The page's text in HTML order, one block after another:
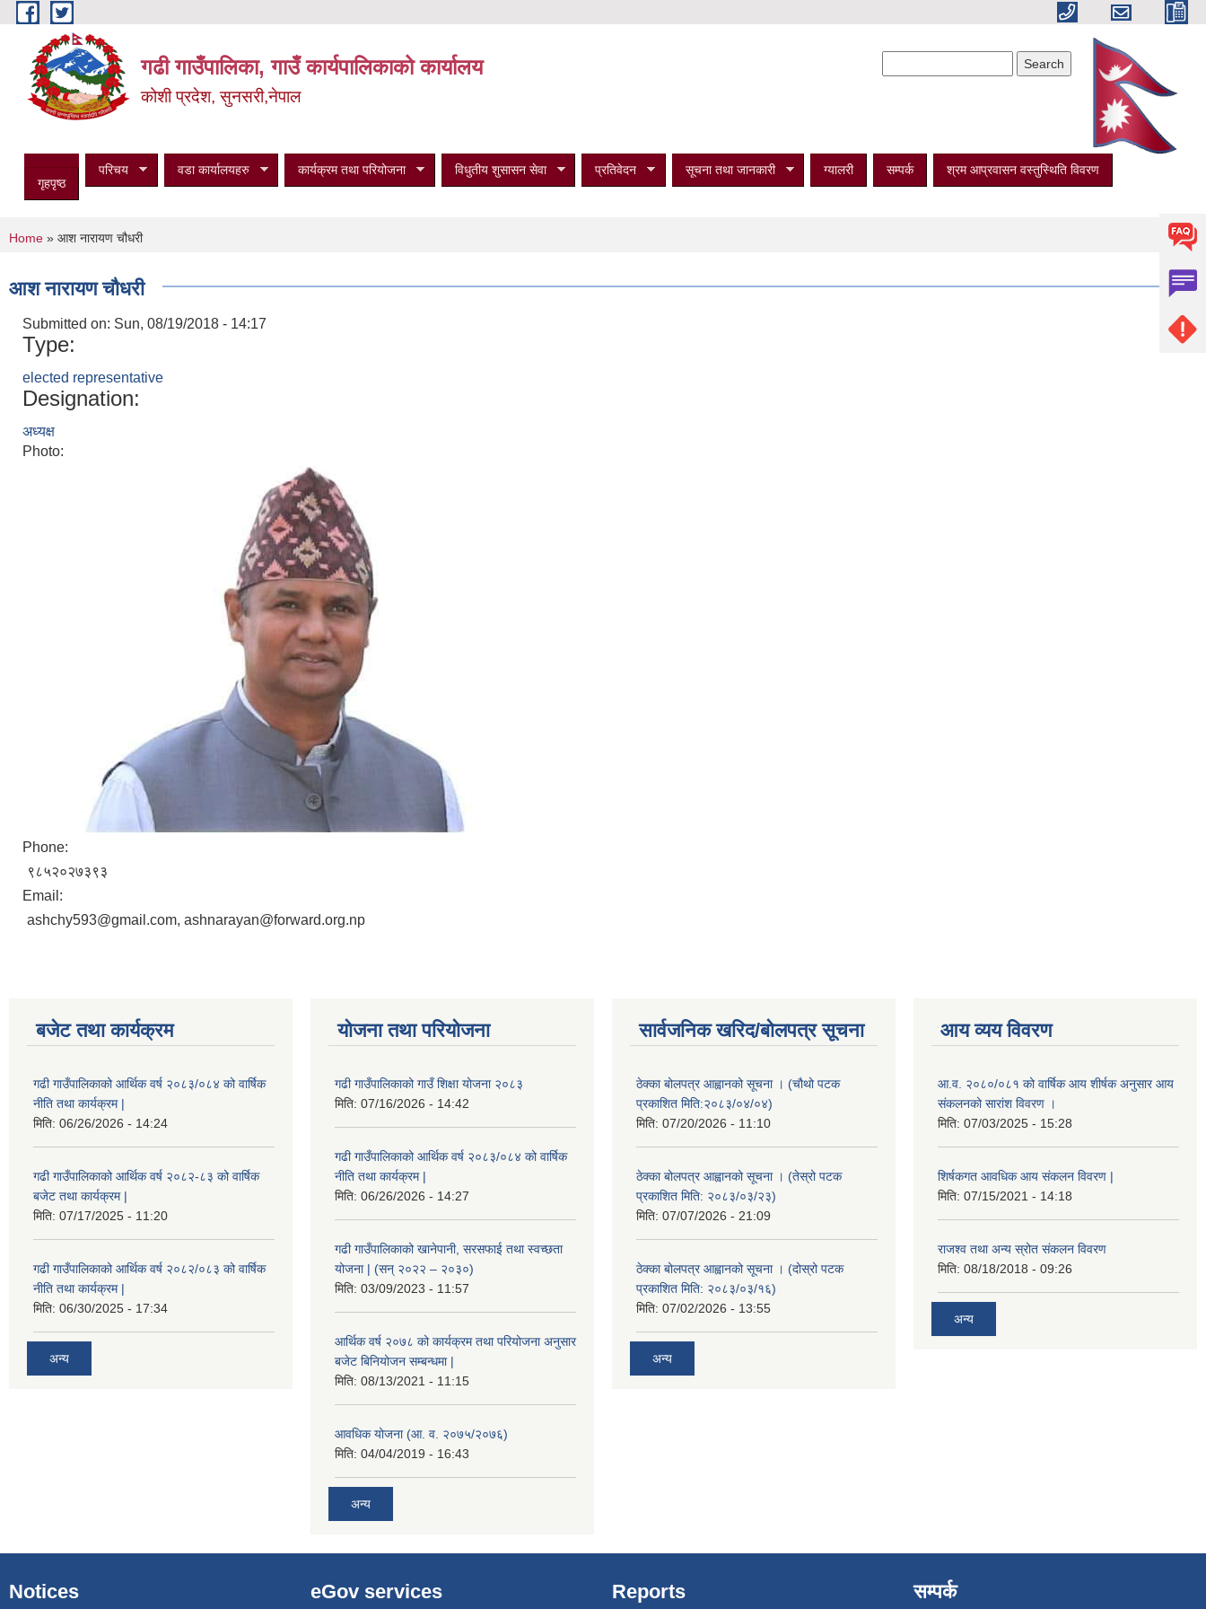
Skip to main content
गढी गाउँपालिका, गाउँ कार्यपालिकाको कार्यालय
कोशी प्रदेश, सुनसरी,नेपाल
गृहपृष्ठ
परिचय वडा कार्यालयहरु कार्यक्रम तथा परियोजना विधुतीय शुसासन सेवा प्रतिवेदन सूचना तथा जानकारी ग्यालरी सम्पर्क श्रम आप्रवासन वस्तुस्थिति विवरण
You are here
Home » आश नारायण चौधरी
आश नारायण चौधरी
Submitted on: Sun, 08/19/2018 - 14:17
Type:
elected representative
Designation:
अध्यक्ष
Photo:
Phone:
९८५२०२७३९३
Email:
ashchy593@gmail.com, ashnarayan@forward.org.np
बजेट तथा कार्यक्रम
गढी गाउँपालिकाको आर्थिक वर्ष २०८३/०८४ को वार्षिक
नीति तथा कार्यक्रम |
मिति: 06/26/2026 - 14:24
गढी गाउँपालिकाको आर्थिक वर्ष २०८२-८३ को वार्षिक
बजेट तथा कार्यक्रम |
मिति: 07/17/2025 - 11:20
गढी गाउँपालिकाको आर्थिक वर्ष २०८२/०८३ को वार्षिक
नीति तथा कार्यक्रम |
मिति: 06/30/2025 - 17:34
अन्य
योजना तथा परियोजना
गढी गाउँपालिकाको गाउँ शिक्षा योजना २०८३
मिति: 07/16/2026 - 14:42
गढी गाउँपालिकाको आर्थिक वर्ष २०८३/०८४ को वार्षिक
नीति तथा कार्यक्रम |
मिति: 06/26/2026 - 14:27
गढी गाउँपालिकाको खानेपानी, सरसफाई तथा स्वच्छता
योजना | (सन् २०२२ – २०३०)
मिति: 03/09/2023 - 11:57
आर्थिक वर्ष २०७८ को कार्यक्रम तथा परियोजना अनुसार
बजेट बिनियोजन सम्बन्धमा |
मिति: 08/13/2021 - 11:15
आवधिक योजना (आ. व. २०७५/२०७६)
मिति: 04/04/2019 - 16:43
अन्य
सार्वजनिक खरिद/बोलपत्र सूचना
ठेक्का बोलपत्र आह्वानको सूचना । (चौथो पटक
प्रकाशित मिति:२०८३/०४/०४)
मिति: 07/20/2026 - 11:10
ठेक्का बोलपत्र आह्वानको सूचना । (तेस्रो पटक
प्रकाशित मिति: २०८३/०३/२३)
मिति: 07/07/2026 - 21:09
ठेक्का बोलपत्र आह्वानको सूचना । (दोस्रो पटक
प्रकाशित मिति: २०८३/०३/१६)
मिति: 07/02/2026 - 13:55
अन्य
आय व्यय विवरण
आ.व. २०८०/०८१ को वार्षिक आय शीर्षक अनुसार आय
संकलनको सारांश विवरण ।
मिति: 07/03/2025 - 15:28
शिर्षकगत आवधिक आय संकलन विवरण |
मिति: 07/15/2021 - 14:18
राजश्व तथा अन्य स्रोत संकलन विवरण
मिति: 08/18/2018 - 09:26
अन्य
Notices eGov services Reports सम्पर्क